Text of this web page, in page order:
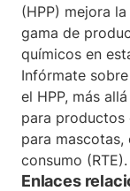
(HPP) mejora
gama de
químicos en
Infórmate
el HPP, más
para productos
para mascotas,
consumo (RTE).
Enlaces